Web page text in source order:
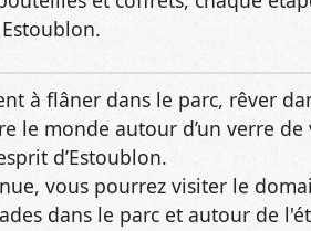
à flâner dans le parc, rêver
le monde autour d’un verre de
d’Estoublon.
vous pourrez visiter le
dans le parc et autour de
agricoles du domaine,
et également faire une
Mogador !